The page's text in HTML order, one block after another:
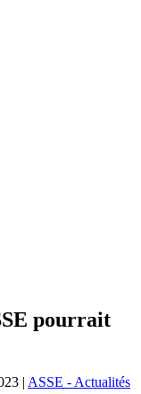
pourrait
| ASSE - Actualités